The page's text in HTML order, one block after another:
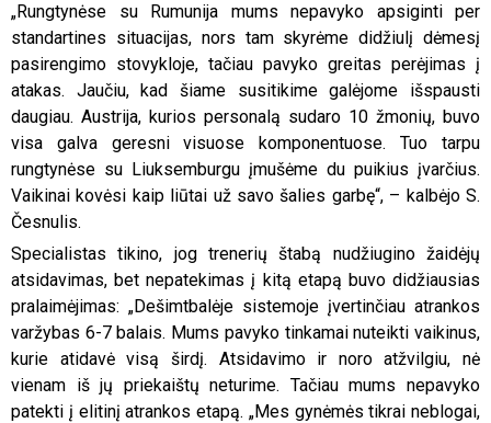
„Rungtynėse su Rumunija mums nepavyko apsiginti per
standartines situacijas, nors tam skyrėme didžiulį dėmesį
pasirengimo stovykloje, tačiau pavyko greitas perėjimas į
atakas. Jaučiu, kad šiame susitikime galėjome išspausti
daugiau. Austrija, kurios personalą sudaro 10 žmonių, buvo
visa galva geresni visuose komponentuose. Tuo tarpu
rungtynėse su Liuksemburgu įmušėme du puikius įvarčius.
Vaikinai kovėsi kaip liūtai už savo šalies garbę“, – kalbėjo S.
Česnulis.
Specialistas tikino, jog trenerių štabą nudžiugino žaidėjų
atsidavimas, bet nepatekimas į kitą etapą buvo didžiausias
pralaimėjimas: „Dešimtbalėje sistemoje įvertinčiau atrankos
varžybas 6-7 balais. Mums pavyko tinkamai nuteikti vaikinus,
kurie atidavė visą širdį. Atsidavimo ir noro atžvilgiu, nė
vienam iš jų priekaištų neturime. Tačiau mums nepavyko
patekti į elitinį atrankos etapą. „Mes gynėmės tikrai neblogai,